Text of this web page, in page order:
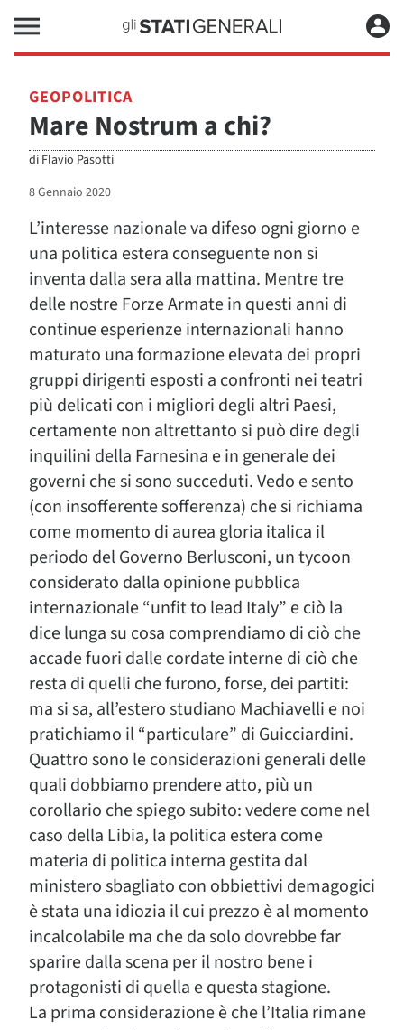
GEOPOLITICA
Mare Nostrum a chi?
di Flavio Pasotti
8 Gennaio 2020
L’interesse nazionale va difeso ogni giorno e
una politica estera conseguente non si
inventa dalla sera alla mattina. Mentre tre
delle nostre Forze Armate in questi anni di
continue esperienze internazionali hanno
maturato una formazione elevata dei propri
gruppi dirigenti esposti a confronti nei teatri
più delicati con i migliori degli altri Paesi,
certamente non altrettanto si può dire degli
inquilini della Farnesina e in generale dei
governi che si sono succeduti. Vedo e sento
(con insofferente sofferenza) che si richiama
come momento di aurea gloria italica il
periodo del Governo Berlusconi, un tycoon
considerato dalla opinione pubblica
internazionale “unfit to lead Italy” e ciò la
dice lunga su cosa comprendiamo di ciò che
accade fuori dalle cordate interne di ciò che
resta di quelli che furono, forse, dei partiti:
ma si sa, all’estero studiano Machiavelli e noi
pratichiamo il “particulare” di Guicciardini.
Quattro sono le considerazioni generali delle
quali dobbiamo prendere atto, più un
corollario che spiego subito: vedere come nel
caso della Libia, la politica estera come
materia di politica interna gestita dal
ministero sbagliato con obbiettivi demagogici
è stata una idiozia il cui prezzo è al momento
incalcolabile ma che da solo dovrebbe far
sparire dalla scena per il nostro bene i
protagonisti di quella e questa stagione.
La prima considerazione è che l’Italia rimane